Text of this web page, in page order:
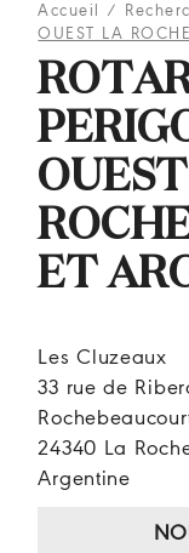
Accueil /
OUEST LA
ET
Les Cluzeaux
33 rue de
24340 La
Argentine